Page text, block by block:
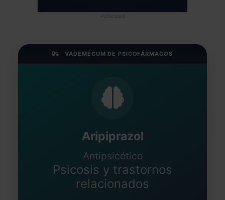
Publicidad
VADEMÉCUM DE PSICOFÁRMACOS
Aripiprazol
Antipsicótico
Psicosis y trastornos
relacionados